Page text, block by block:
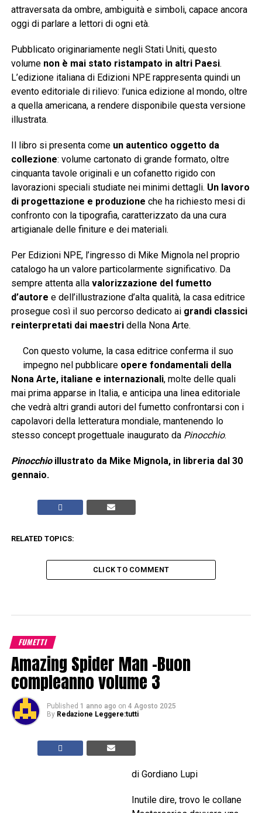
attraversata da ombre, ambiguità e simboli, capace ancora
oggi di parlare a lettori di ogni età.
Pubblicato originariamente negli Stati Uniti, questo
volume non è mai stato ristampato in altri Paesi.
L’edizione italiana di Edizioni NPE rappresenta quindi un
evento editoriale di rilievo: l’unica edizione al mondo, oltre
a quella americana, a rendere disponibile questa versione
illustrata.
Il libro si presenta come un autentico oggetto da
collezione: volume cartonato di grande formato, oltre
cinquanta tavole originali e un cofanetto rigido con
lavorazioni speciali studiate nei minimi dettagli. Un lavoro
di progettazione e produzione che ha richiesto mesi di
confronto con la tipografia, caratterizzato da una cura
artigianale delle finiture e dei materiali.
Per Edizioni NPE, l’ingresso di Mike Mignola nel proprio
catalogo ha un valore particolarmente significativo. Da
sempre attenta alla valorizzazione del fumetto
d’autore e dell’illustrazione d’alta qualità, la casa editrice
prosegue così il suo percorso dedicato aigrandi classici
reinterpretati dai maestridella Nona Arte.
Con questo volume, la casa editrice conferma il suo
impegno nel pubblicareopere fondamentali della
Nona Arte, italiane e internazionali, molte delle quali
mai prima apparse in Italia, e anticipa una linea editoriale
che vedrà altri grandi autori del fumetto confrontarsi con i
capolavori della letteratura mondiale, mantenendo lo
stesso concept progettuale inaugurato da Pinocchio.
Pinocchioillustrato da Mike Mignola, in libreria dal 30
gennaio.
RELATED TOPICS:
CLICK TO COMMENT
FUMETTI
Amazing Spider Man -Buon
compleanno volume 3
Published 1 anno ago on 4 Agosto 2025
By Redazione Leggere:tutti
di Gordiano Lupi
Inutile dire, trovo le collane